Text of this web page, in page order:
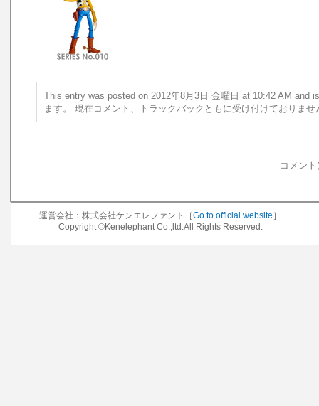
This entry was posted on 2012年8月3日 金曜日 at 10:42 AM
ます。 現在コメント、トラックバックともに受け付けておりませ
コメン
運営会社：株式会社ケンエレファント［Go to official website ］
Copyright ©Kenelephant Co.,ltd.All Rights Reserved.